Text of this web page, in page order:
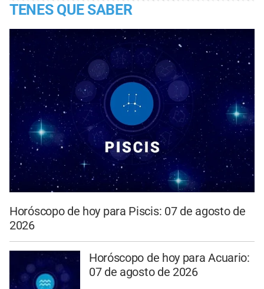
TENES QUE SABER
Horóscopo de hoy para Piscis: 07 de agosto de
2026
Horóscopo de hoy para Acuario:
07 de agosto de 2026